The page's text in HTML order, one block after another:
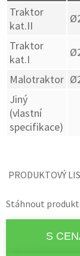
Traktor
kat.II
Traktor
kat.I
Malotraktor
Jiný
(vlastní
specifikace)
PRODUKTOVÝ
Stáhnout